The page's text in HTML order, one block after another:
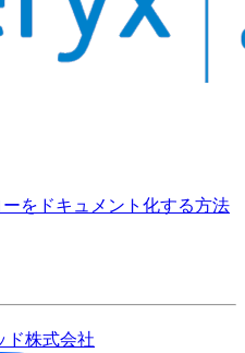
をドキュメント化する方法
ド株式会社